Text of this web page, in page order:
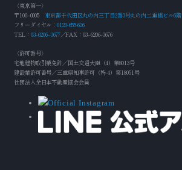
〈東京第一〉
〒100‒0005 東京都千代田区丸の内三丁目2番3号丸の内二重橋ビル6階
フリーダイヤル：0120-655-626
TEL： 03‒6206‒3677／FAX：03‒6206‒3676
〈許可番号〉
宅地建物取引業免許／国土交通大臣（4）第8013号
建設業許可番号／三重県知事許可（特-4）第18051号
社団法人全日本不動産協会会員